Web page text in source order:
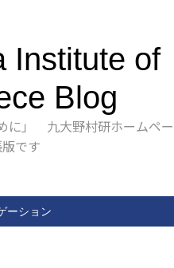
Institute of
Blog
に」 九大野村研ホームペー
です
ーション